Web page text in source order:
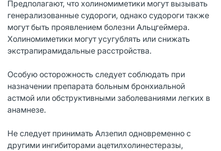
Предполагают, что холиномиметики могут вызывать
генерализованные судороги, однако судороги также
могут быть проявлением болезни Альцгеймера.
Холиномиметики могут усугублять или снижать
экстрапирамидальные расстройства.
Особую осторожность следует соблюдать при
назначении препарата больным бронхиальной
астмой или обструктивными заболеваниями легких в
анамнезе.
Не следует принимать Алзепил одновременно с
другими ингибиторами ацетилхолинестеразы,